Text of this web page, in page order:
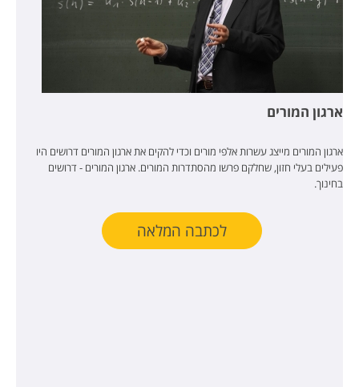
ארגון המורים
ארגון המורים מייצג עשרות אלפי מורים וכדי להקים את ארגון המורים דרושים היו
פעילים בעלי חזון, שחלקם פרשו מהסתדרות המורים. ארגון המורים - דרושים
בחינוך.
לכתבה המלאה